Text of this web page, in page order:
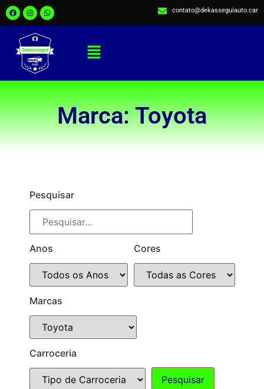
contato@dekasseguiauto.car
Marca: Toyota
Pesquisar
Anos Cores
Marcas
Carroceria